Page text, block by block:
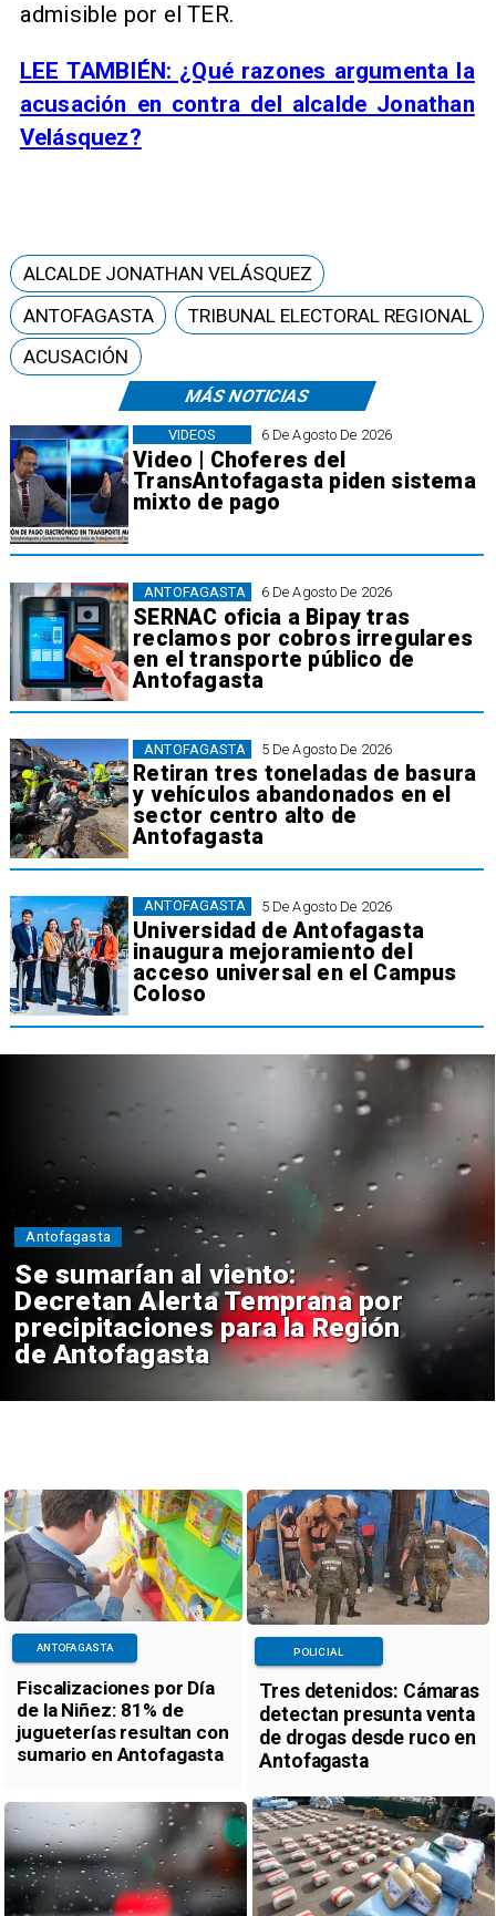
admisible por el TER.
LEE TAMBIÉN: ¿Qué razones argumenta la
acusación en contra del alcalde Jonathan
Velásquez?
MÁS NOTICIAS
6 De Agosto De 2026
Video | Choferes del
TransAntofagasta piden sistema
mixto de pago
VIDEOS
6 De Agosto De 2026
SERNAC oficia a Bipay tras
reclamos por cobros irregulares
en el transporte público de
Antofagasta
ANTOFAGASTA
5 De Agosto De 2026
Retiran tres toneladas de basura
y vehículos abandonados en el
sector centro alto de
Antofagasta
ANTOFAGASTA
5 De Agosto De 2026
Universidad de Antofagasta
inaugura mejoramiento del
acceso universal en el Campus
Coloso
ANTOFAGASTA
ALCALDE JONATHAN VELÁSQUEZ
ANTOFAGASTA
TRIBUNAL ELECTORAL REGIONAL
ACUSACIÓN
Se sumarían al viento:
Decretan Alerta Temprana por
precipitaciones para la Región
de Antofagasta
Antofagasta
Fiscalizaciones por Día
de la Niñez: 81% de
jugueterías resultan con
sumario en Antofagasta
ANTOFAGASTA
Tres detenidos: Cámaras
detectan presunta venta
de drogas desde ruco en
Antofagasta
POLICIAL